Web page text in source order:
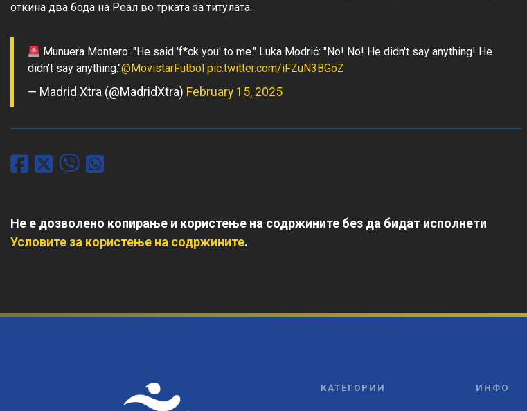
Munuera Montero: "He said 'f*ck you' to me." Luka Modrić: "No! No! He didn't say anything! He
didn't say anything."@MovistarFutbol pic.twitter.com/iFZuN3BGoZ
— Madrid Xtra (@MadridXtra) February 15, 2025
Не е дозволено копирање и користење на содржините без да бидат исполнети
Условите за користење на содржините.
КАТЕГОРИИ ИНФО